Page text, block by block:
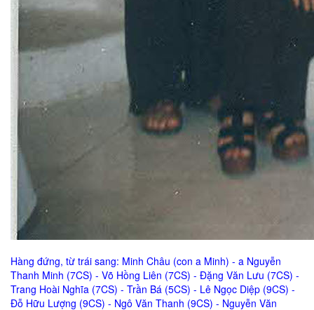
Hàng đứng, từ trái sang: Minh Châu (con a Minh) - a Nguyễn
Thanh Minh (7CS) - Võ Hồng Liên (7CS) - Đặng Văn Lưu (7CS) -
Trang Hoài Nghĩa (7CS) - Trần Bá (5CS) - Lê Ngọc Diệp (9CS) -
Đỗ Hữu Lượng (9CS) - Ngô Văn Thanh (9CS) - Nguyễn Văn